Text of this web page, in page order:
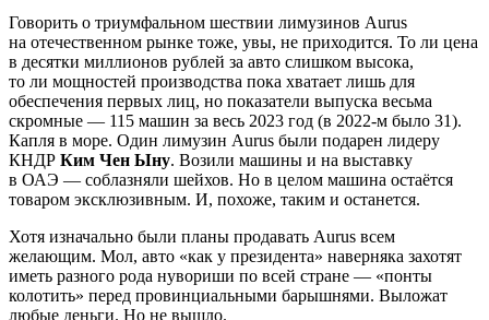
Говорить о триумфальном шествии лимузинов Aurus
на отечественном рынке тоже, увы, не приходится. То ли цена
в десятки миллионов рублей за авто слишком высока,
то ли мощностей производства пока хватает лишь для
обеспечения первых лиц, но показатели выпуска весьма
скромные — 115 машин за весь 2023 год (в 2022-м было 31).
Капля в море. Один лимузин Aurus были подарен лидеру
КНДР Ким Чен Ыну. Возили машины и на выставку
в ОАЭ — соблазняли шейхов. Но в целом машина остаётся
товаром эксклюзивным. И, похоже, таким и останется.
Хотя изначально были планы продавать Aurus всем
желающим. Мол, авто «как у президента» наверняка захотят
иметь разного рода нувориши по всей стране — «понты
колотить» перед провинциальными барышнями. Выложат
любые деньги. Но не вышло.